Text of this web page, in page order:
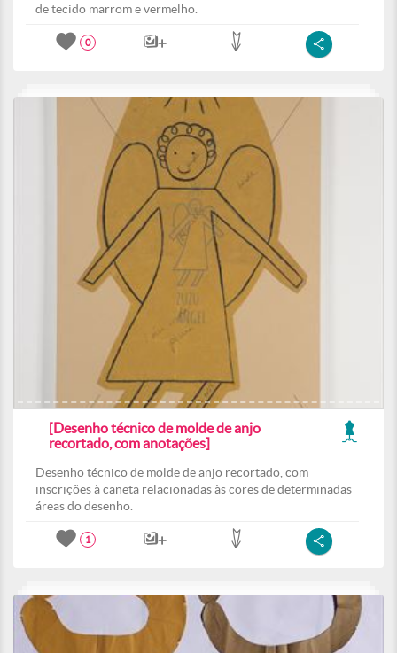
de tecido marrom e vermelho.
0
[Desenho técnico de molde de anjo
recortado, com anotações]
Desenho técnico de molde de anjo recortado, com
inscrições à caneta relacionadas às cores de determinadas
áreas do desenho.
1